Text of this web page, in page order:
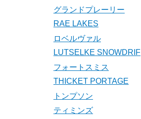
グランドプレーリー
RAE LAKES
ロベルヴァル
LUTSELKE SNOWDRIF
フォートスミス
THICKET PORTAGE
トンプソン
ティミンズ